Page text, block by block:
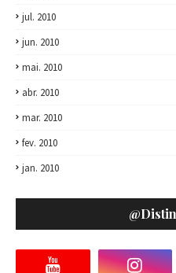
jul. 2010
jun. 2010
mai. 2010
abr. 2010
mar. 2010
fev. 2010
jan. 2010